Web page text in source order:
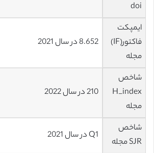
doi
ایمپکت
فاکتور(IF)
مجله
8.652 در سال 2021
شاخص
H_index
مجله
210 در سال 2022
شاخص
SJR مجله
Q1 در سال 2021